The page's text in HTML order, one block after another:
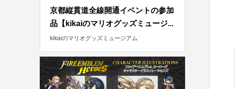
京都縦貫道全線開通イベントの参加
品【kikaiのマリオグッズミュージ...
kikaiのマリオグッズミュージアム